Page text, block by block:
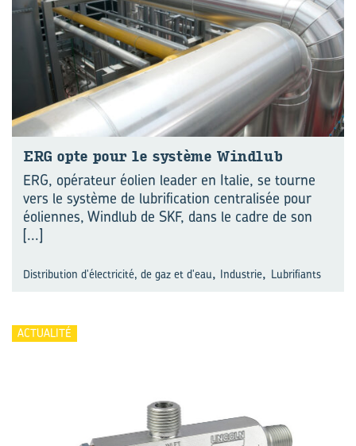
ERG opte pour le sys­tème Wind­lub
ERG, opérateur éolien leader en Italie, se tourne
vers le système de lubrification centralisée pour
éoliennes, Windlub de SKF, dans le cadre de son
[...]
Distribution d'électricité, de gaz et d'eau, Industrie, Lubrifiants
ACTUALITÉ